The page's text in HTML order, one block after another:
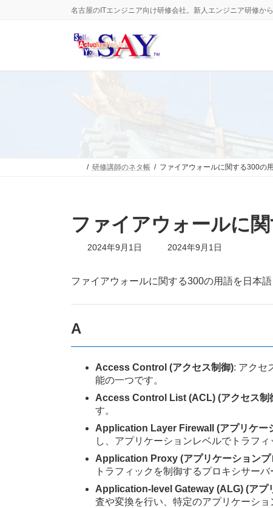
へ
ョ
名古屋のITエンジニア向け研修会社。新人エンジニア研修か
研修講師のネタ帳 ファイアウォールに関する300の
ファイアウォールに
2024年9月1日
最
新
2024年9月1日
ファイアウォールに関する300の用語を日本
A
Access Control (アクセス制御): アクセ
能の一つです。
Access Control List (ACL) (アクセス制
す。
Application Layer Firewall (アプリケー
し、アプリケーションレベルでトラフ
Application Proxy (アプリケーションプ
トラフィックを制御するプロキシサーバ
Application-level Gateway (ALG) (アプ
査や変換を行い、特定のアプリケーシ